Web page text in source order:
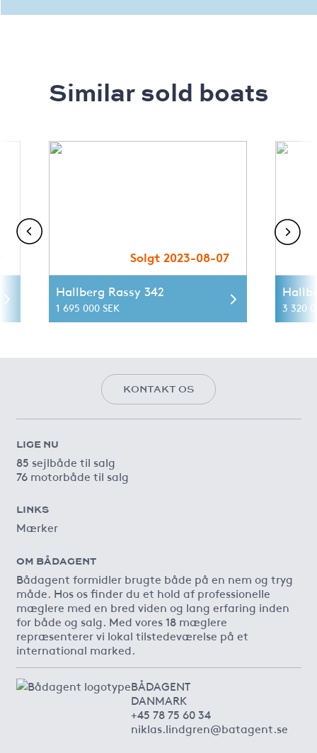
Similar sold boats
Solgt 2023-08-07
Hallberg Rassy 342
1 695 000 SEK 3 320
KONTAKT OS
LIGE NU
85 sejlbåde til salg
76 motorbåde til salg
LINKS
Mærker
OM BÅDAGENT
Bådagent formidler brugte både på en nem og tryg
måde. Hos os finder du et hold af professionelle
mæglere med en bred viden og lang erfaring inden
for både og salg. Med vores 18 mæglere
repræsenterer vi lokal tilstedeværelse på et
international marked.
BÅDAGENT
DANMARK
+45 78 75 60 34
niklas.lindgren@batagent.se